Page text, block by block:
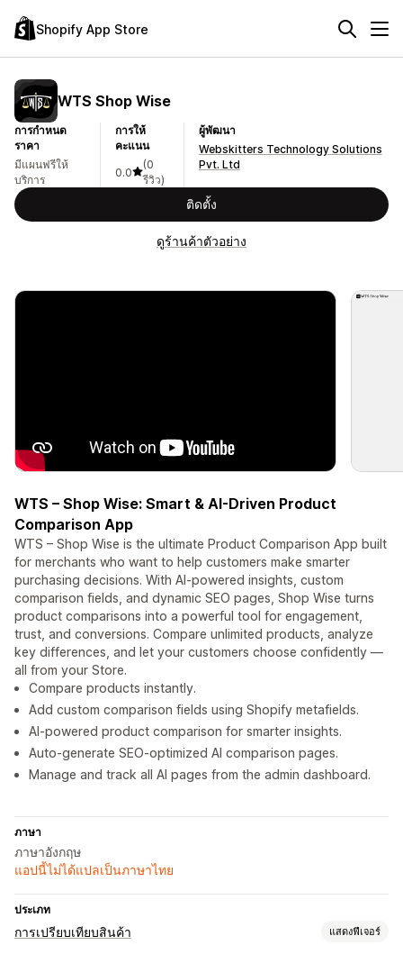
Shopify App Store
WTS Shop Wise
การกำหนด
ราคา
มีแผนฟรีให้
บริการ
การให้
คะแนน
0.0
(0
รีวิว)
ผู้พัฒนา
Webskitters Technology Solutions
Pvt. Ltd
ติดตั้ง
ดูร้านค้าตัวอย่าง
WTS – Shop Wise: Smart & AI-Driven Product
Comparison App
WTS – Shop Wise is the ultimate Product Comparison App built
for merchants who want to help customers make smarter
purchasing decisions. With AI-powered insights, custom
comparison fields, and dynamic SEO pages, Shop Wise turns
product comparisons into a powerful tool for engagement,
trust, and conversions. Compare unlimited products, analyze
key differences, and let your customers choose confidently —
all from your Store.
Compare products instantly.
Add custom comparison fields using Shopify metafields.
AI-powered product comparison for smarter insights.
Auto-generate SEO-optimized AI comparison pages.
Manage and track all AI pages from the admin dashboard.
ภาษา
ภาษาอังกฤษ
แอปนี้ไม่ได้แปลเป็นภาษาไทย
ประเภท
การเปรียบเทียบสินค้า แสดงฟีเจอร์